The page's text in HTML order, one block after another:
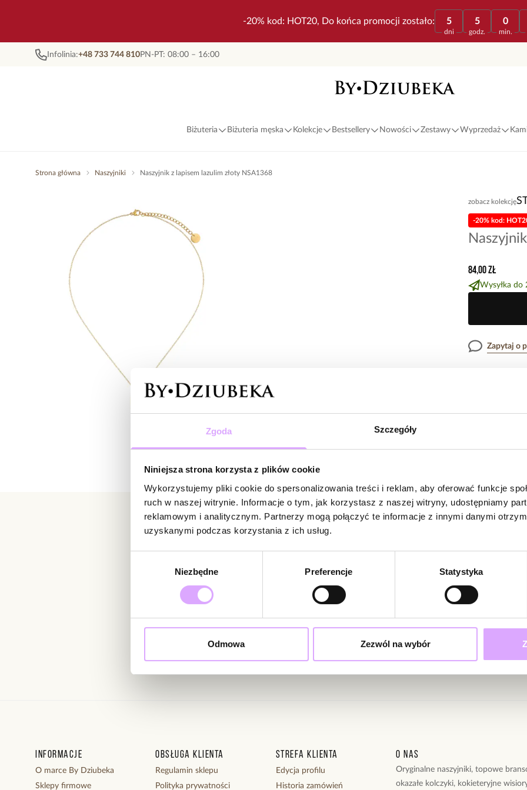
Zgoda Szczegóły
Niniejsza strona korzysta z plików cookie
Wykorzystujemy pliki cookie do spersonalizowania treści i reklam, aby oferować funkcje
ruch w naszej witrynie. Informacje o tym, jak korzystasz z naszej witryny, udostępniamy
reklamowym i analitycznym. Partnerzy mogą połączyć te informacje z innymi danymi
uzyskanymi podczas korzystania z ich usług.
Niezbędne Preferencje Statystyka
Odmowa Zezwól na wybór
-20% kod: HOT20, Do końca promocji zostało: 5
dni
5
godz.
0
min.
Infolinia:+48 733 744 810PN-PT: 08:00 – 16:00
Biżuteria Biżuteria męska Kolekcje Bestsellery Nowości Zestawy Wyprzedaż
Strona główna Naszyjniki Naszyjnik z lapisem lazulim złoty NSA1368
zobacz kolekcję
-20% kod:
84,00 zł
Wysyłka do
Zapytaj o
Kolor surowca:
Rodzaj
Zobacz inne
Brak opinii
Jeszcze
Bądź
Newsletter
Bądź na bieżąco z nowościami i promocjami!
Informacje
O marce By Dziubeka
Sklepy firmowe
Obsługa klienta
Regulamin sklepu
Polityka prywatności
Strefa klienta
Edycja profilu
Historia zamówień
O nas
Oryginalne naszyjniki, topowe
okazałe kolczyki, kokieteryjne